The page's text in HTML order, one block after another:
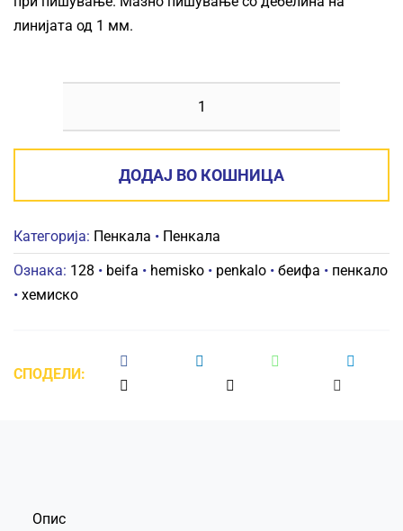
линијата од 1 мм.
A+
количина
ДОДАЈ ВО КОШНИЦА
Категорија: Пенкала • Пенкала
Ознака: 128• beifa • hemisko• penkalo• беифа • пенкало
• хемиско
СПОДЕЛИ:
Опис